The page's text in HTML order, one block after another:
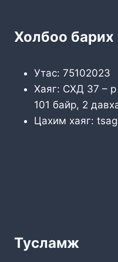
Холбоо барих
Утас: 75102023
Хаяг: СХД 37 –
101 байр, 2
Цахим хаяг:
Тусламж